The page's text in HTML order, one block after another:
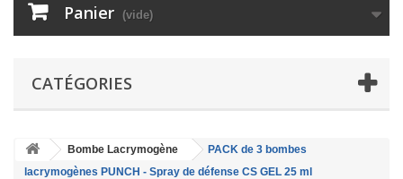
Panier (vide)
CATÉGORIES
Bombe Lacrymogène
PACK de 3 bombes
lacrymogènes PUNCH - Spray de défense CS GEL 25 ml